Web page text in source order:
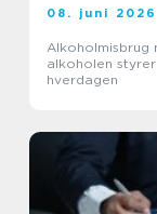
08. juni 2026
Alkoholmisbrug når
alkoholen styrer
hverdagen